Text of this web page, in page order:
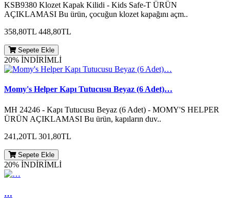
KSB9380 Klozet Kapak Kilidi - Kids Safe-T ÜRÜN
AÇIKLAMASI Bu ürün, çocuğun klozet kapağını açm..
358,80TL 448,80TL
Sepete Ekle
20% İNDİRİMLİ
Momy's Helper Kapı Tutucusu Beyaz (6 Adet)…
MH 24246 - Kapı Tutucusu Beyaz (6 Adet) - MOMY'S HELPER
ÜRÜN AÇIKLAMASI Bu ürün, kapıların duv..
241,20TL 301,80TL
Sepete Ekle
20% İNDİRİMLİ
…